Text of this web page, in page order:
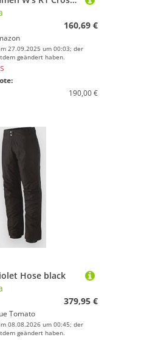
160,69 €
27.09.2025 um 00:03; der
geändert haben.
190,00 €
Hose black
379,95 €
Tomato
08.08.2026 um 00:45; der
geändert haben.